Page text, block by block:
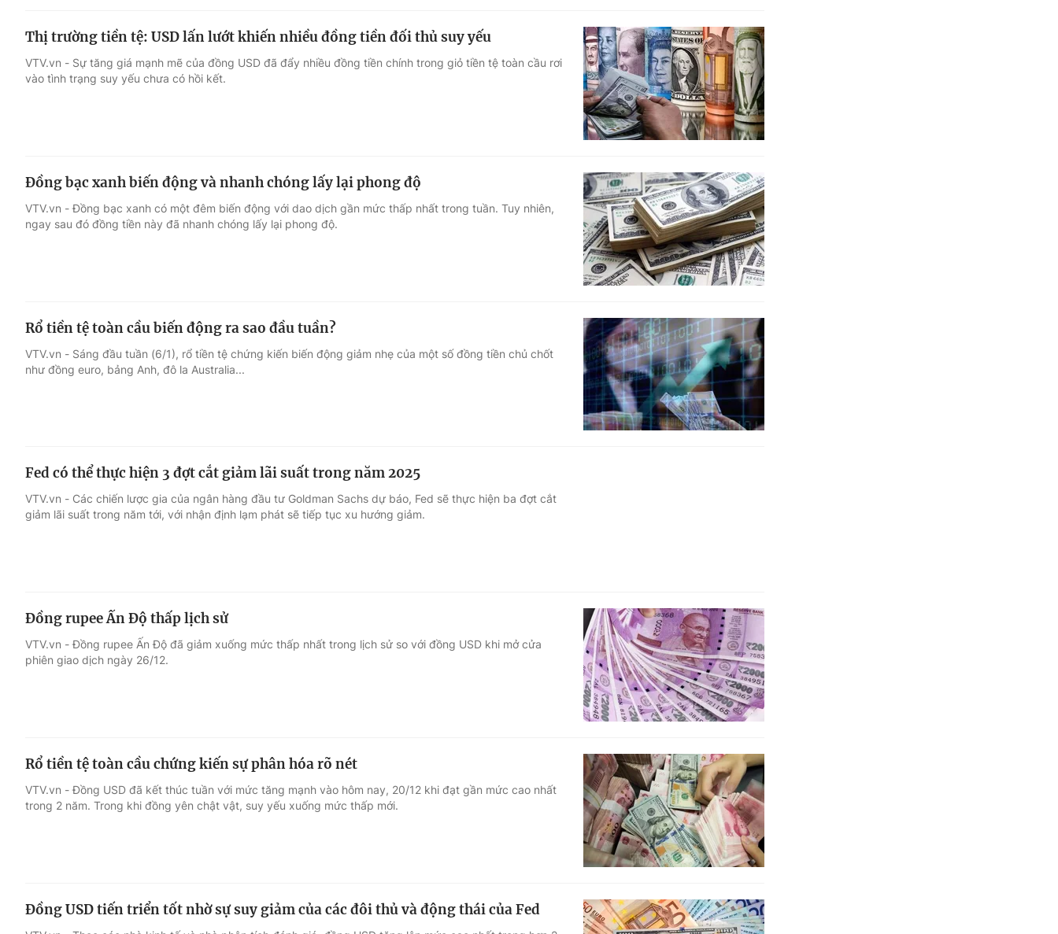
Thị trường tiền tệ: USD lấn lướt khiến nhiều đồng tiền đối thủ suy yếu
VTV.vn - Sự tăng giá mạnh mẽ của đồng USD đã đẩy nhiều đồng tiền chính trong giỏ tiền tệ toàn cầu rơi
vào tình trạng suy yếu chưa có hồi kết.
Đồng bạc xanh biến động và nhanh chóng lấy lại phong độ
VTV.vn - Đồng bạc xanh có một đêm biến động với dao dịch gần mức thấp nhất trong tuần. Tuy nhiên,
ngay sau đó đồng tiền này đã nhanh chóng lấy lại phong độ.
Rổ tiền tệ toàn cầu biến động ra sao đầu tuần?
VTV.vn - Sáng đầu tuần (6/1), rổ tiền tệ chứng kiến biến động giảm nhẹ của một số đồng tiền chủ chốt
như đồng euro, bảng Anh, đô la Australia...
Fed có thể thực hiện 3 đợt cắt giảm lãi suất trong năm 2025
VTV.vn - Các chiến lược gia của ngân hàng đầu tư Goldman Sachs dự báo, Fed sẽ thực hiện ba đợt cắt
giảm lãi suất trong năm tới, với nhận định lạm phát sẽ tiếp tục xu hướng giảm.
Đồng rupee Ấn Độ thấp lịch sử
VTV.vn - Đồng rupee Ấn Độ đã giảm xuống mức thấp nhất trong lịch sử so với đồng USD khi mở cửa
phiên giao dịch ngày 26/12.
Rổ tiền tệ toàn cầu chứng kiến sự phân hóa rõ nét
VTV.vn - Đồng USD đã kết thúc tuần với mức tăng mạnh vào hôm nay, 20/12 khi đạt gần mức cao nhất
trong 2 năm. Trong khi đồng yên chật vật, suy yếu xuống mức thấp mới.
Đồng USD tiến triển tốt nhờ sự suy giảm của các đôi thủ và động thái của Fed